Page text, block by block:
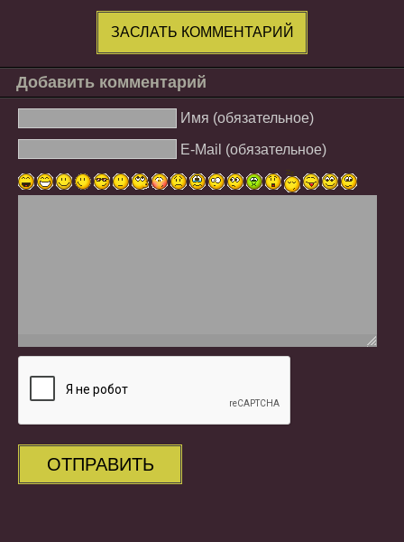
ЗАСЛАТЬ КОММЕНТАРИЙ
Добавить комментарий
Имя (обязательное)
E-Mail (обязательное)
ОТПРАВИТЬ